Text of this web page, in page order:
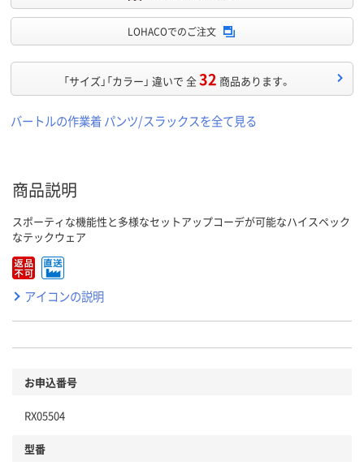
LOHACOでのご注文
「サイズ」「カラー」 違いで 全32 商品あります。
バートルの作業着 パンツ/スラックスを全て見る
商品説明
スポーティな機能性と多様なセットアップコーデが可能なハイスペック
なテックウェア
アイコンの説明
お申込番号
RX05504
型番